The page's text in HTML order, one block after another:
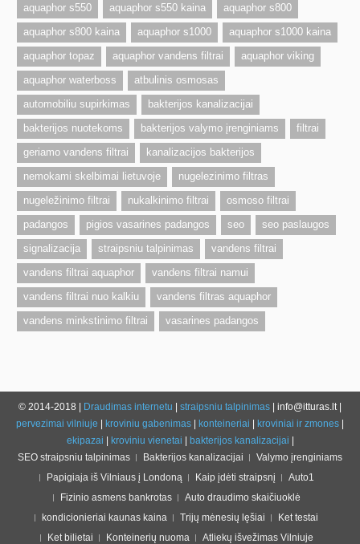
aquaphor s550
aquaphor s550 kaina
aquaphor s800
aquaphor s800 kaina
aquaphor s1000
aquaphor s1000 kaina
aquaphor topaz
aquaphor vandens filtrai
aquaphor viking
aquaphor waterboss
atbulinis osmosas
automobiliu supirkimas
bakterijos kanalizacijai
bakterijos nuotekoms
bakterijos valymo įrenginiams
filtrai
geriamo vandens filtrai
kanalizacijos bakterijos
nemokami skelbimai lietuvoje
nugelezinimo filtras
nugeležinimo filtrai
nukalkinimo filtrai
osmoso filtrai
padangos
pigios vasarines padangos seo
seo paslaugos
signalizacija
straipsniu talpinimas
vandens filtrai
vandens filtrai aquaphor
vandens filtrai namui
vandens filtrai nuo kalkiu
vandens filtras aquaphor
vandens minkstinimo filtrai
vasarines padangos
© 2014-2018 | Draudimas internetu straipsniu talpinimas | info@itturas.lt |
pervezimai vilniuje
kroviniu gabenimas konteineriai kroviniai ir zmones
ekipazai
kroviniu vienetai bakterijos kanalizacijai
SEO straipsniu talpinimas
Bakterijos kanalizacijai
Valymo įrenginiams
Papigiaja iš Vilniaus į Londoną
Kaip įdėti straipsnį
Auto1
Fizinio asmens bankrotas
Auto draudimo skaičiuoklė
kondicionieriai kaunas kaina
Trijų mėnesių lęšiai
Ket testai
Ket bilietai
Konteinerių nuoma Atliekų išvežimas Vilniuje